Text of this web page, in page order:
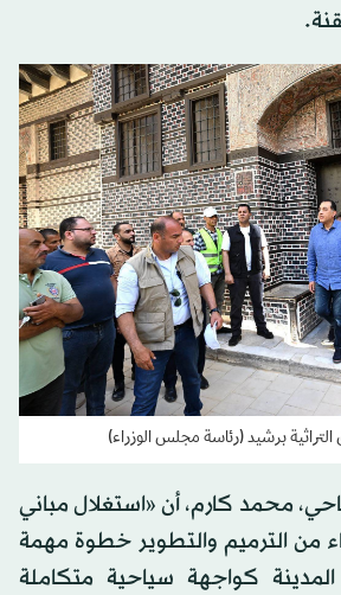
التراثية برشيد (رئاسة مجلس الوزراء)
محمد كارم، أن «استغلال مباني
من الترميم والتطوير خطوة مهمة
كواجهة سياحية متكاملة